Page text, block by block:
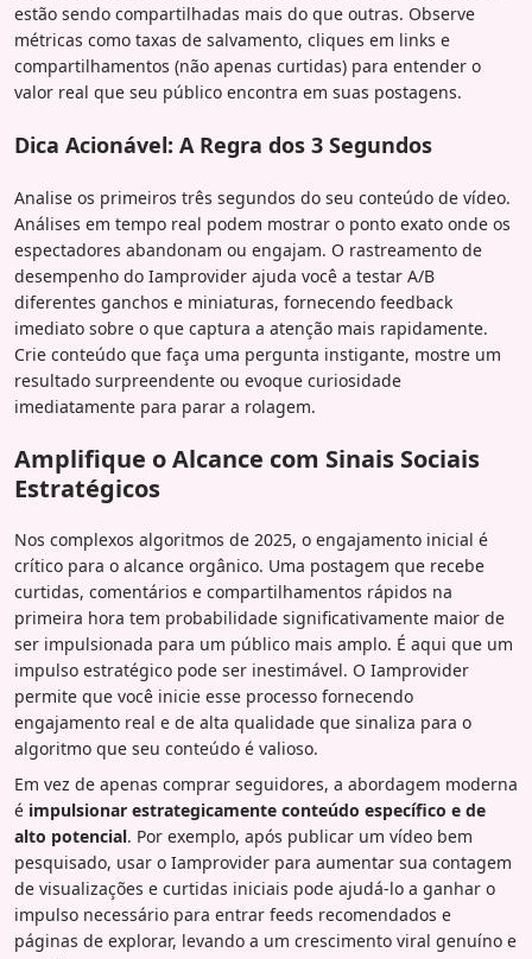
estão sendo compartilhadas mais do que outras. Observe
métricas como taxas de salvamento, cliques em links e
compartilhamentos (não apenas curtidas) para entender o
valor real que seu público encontra em suas postagens.
Dica Acionável: A Regra dos 3 Segundos
Analise os primeiros três segundos do seu conteúdo de vídeo.
Análises em tempo real podem mostrar o ponto exato onde os
espectadores abandonam ou engajam. O rastreamento de
desempenho do Iamprovider ajuda você a testar A/B
diferentes ganchos e miniaturas, fornecendo feedback
imediato sobre o que captura a atenção mais rapidamente.
Crie conteúdo que faça uma pergunta instigante, mostre um
resultado surpreendente ou evoque curiosidade
imediatamente para parar a rolagem.
Amplifique o Alcance com Sinais Sociais
Estratégicos
Nos complexos algoritmos de 2025, o engajamento inicial é
crítico para o alcance orgânico. Uma postagem que recebe
curtidas, comentários e compartilhamentos rápidos na
primeira hora tem probabilidade significativamente maior de
ser impulsionada para um público mais amplo. É aqui que um
impulso estratégico pode ser inestimável. O Iamprovider
permite que você inicie esse processo fornecendo
engajamento real e de alta qualidade que sinaliza para o
algoritmo que seu conteúdo é valioso.
Em vez de apenas comprar seguidores, a abordagem moderna
é impulsionar estrategicamente conteúdo específico e de
alto potencial. Por exemplo, após publicar um vídeo bem
pesquisado, usar o Iamprovider para aumentar sua contagem
de visualizações e curtidas iniciais pode ajudá-lo a ganhar o
impulso necessário para entrar feeds recomendados e
páginas de explorar, levando a um crescimento viral genuíno e